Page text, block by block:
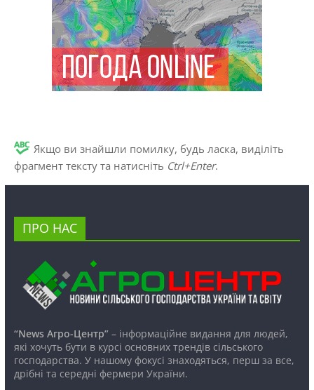
Якщо ви знайшли помилку, будь ласка, виділіть
фрагмент тексту та натисніть Ctrl+Enter.
ПРО НАС
“News Агро-Центр”– інформаційне видання для людей,
які хочуть бути в курсі основних трендів сільського
господарства. У нашому фокусі знаходяться, перш за все,
дрібні та середні фермери України.